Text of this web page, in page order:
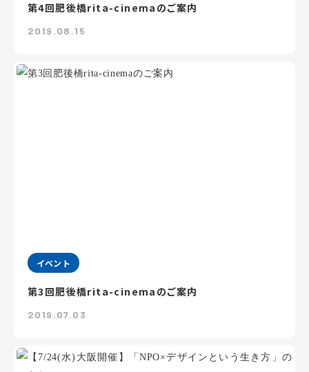
第4回肥後橋rita-cinemaのご案内
2019.08.15
イベント
第3回肥後橋rita-cinemaのご案内
2019.07.03